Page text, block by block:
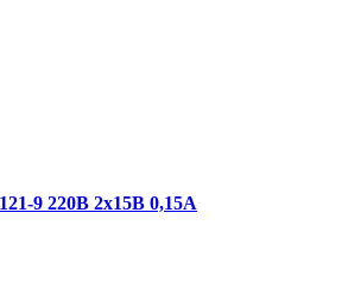
9 220В 2х15В 0,15А